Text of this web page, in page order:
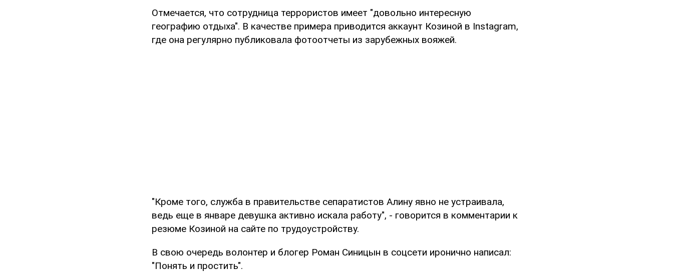
Отмечается, что сотрудница террористов имеет "довольно интересную
географию отдыха". В качестве примера приводится аккаунт Козиной в Instagram,
где она регулярно публиковала фотоотчеты из зарубежных вояжей.
"Кроме того, служба в правительстве сепаратистов Алину явно не устраивала,
ведь еще в январе девушка активно искала работу", - говорится в комментарии к
резюме Козиной на сайте по трудоустройству.
В свою очередь волонтер и блогер Роман Синицын в соцсети иронично написал:
"Понять и простить".